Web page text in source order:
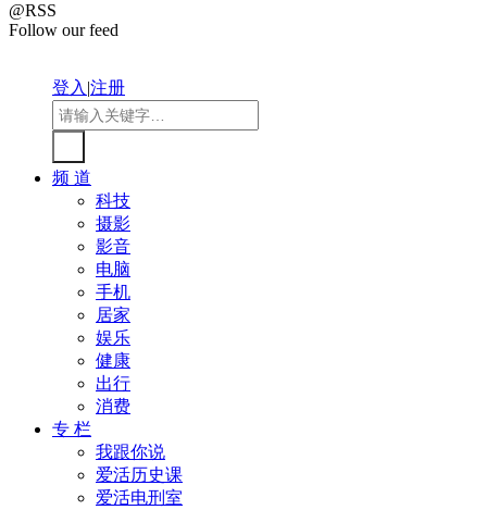
@RSS
Follow our feed
登入|注册
频 道
科技
摄影
影音
电脑
手机
居家
娱乐
健康
出行
消费
专 栏
我跟你说
爱活历史课
爱活电刑室